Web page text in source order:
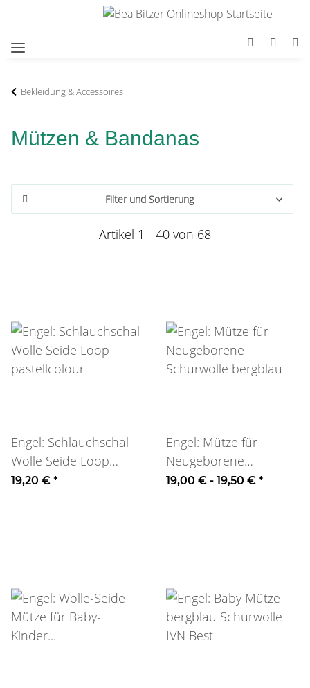
Bekleidung & Accessoires
Mützen & Bandanas
Filter und Sortierung
Artikel 1 - 40 von 68
Engel: Schlauchschal
Wolle Seide Loop
pastellcolour
19,20 € *
Engel: Mütze für
Neugeborene
Schurwolle bergblau
19,00 € - 19,50 € *